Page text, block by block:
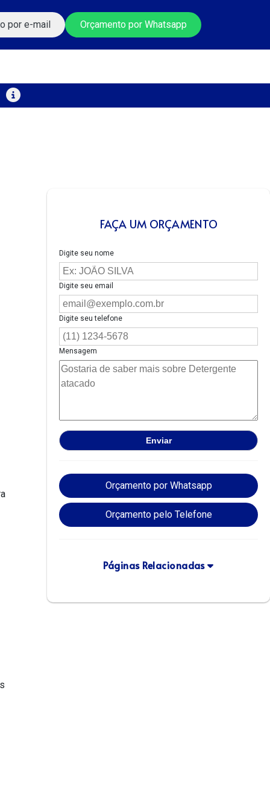
por e-mail Orçamento por Whatsapp
FAÇA UM ORÇAMENTO
Digite seu nome
Digite seu email
Digite seu telefone
Mensagem
Orçamento por Whatsapp
Orçamento pelo Telefone
Páginas Relacionadas